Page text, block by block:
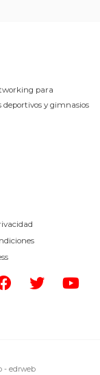
para
deportivos y gimnasios
- edrweb